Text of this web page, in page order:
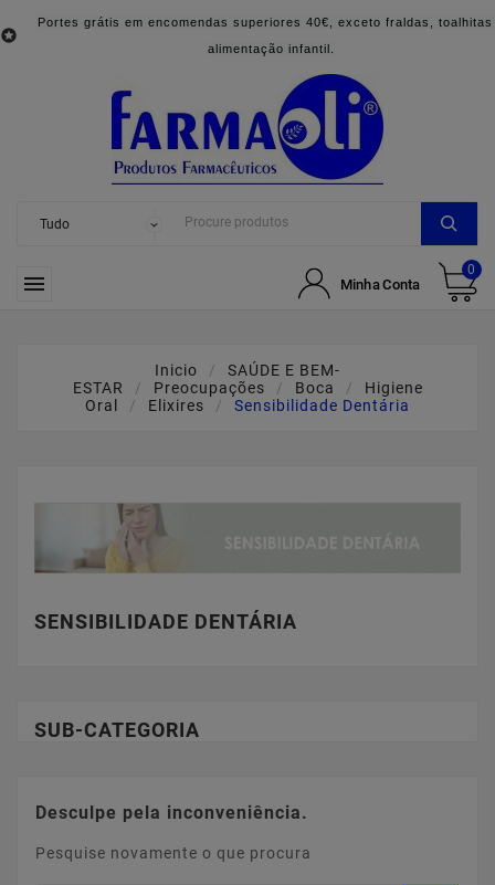

Portes grátis em encomendas superiores 40€, exceto fraldas, toalhitas
alimentação infantil.
 Minha Conta
0
Inicio
SAÚDE E BEM-
ESTAR
Preocupações Boca
Higiene
Oral
Elixires Sensibilidade Dentária
SENSIBILIDADE DENTÁRIA
SUB-CATEGORIA
Desculpe pela inconveniência.
Pesquise novamente o que procura